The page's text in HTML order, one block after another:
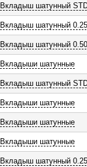
Вкладыш шатунный
Вкладыш шатунный
Вкладыш шатунный
Вкладыши шатунные
Вкладыш шатунный
Вкладыши шатунные
Вкладыши шатунные
Вкладыши шатунные
Вкладыш шатунный